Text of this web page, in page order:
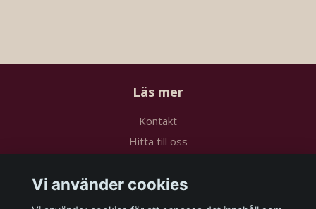
Läs mer
Kontakt
Hitta till oss
Vi använder cookies